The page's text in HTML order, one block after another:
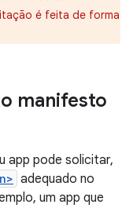
é feita de forma
manifesto
app pode solicitar,
adequado no
um app que